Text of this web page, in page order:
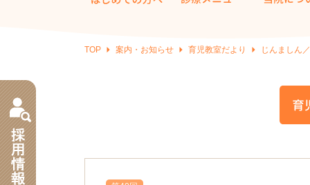
TOP 案内・お知らせ 育児教室だより じんましん